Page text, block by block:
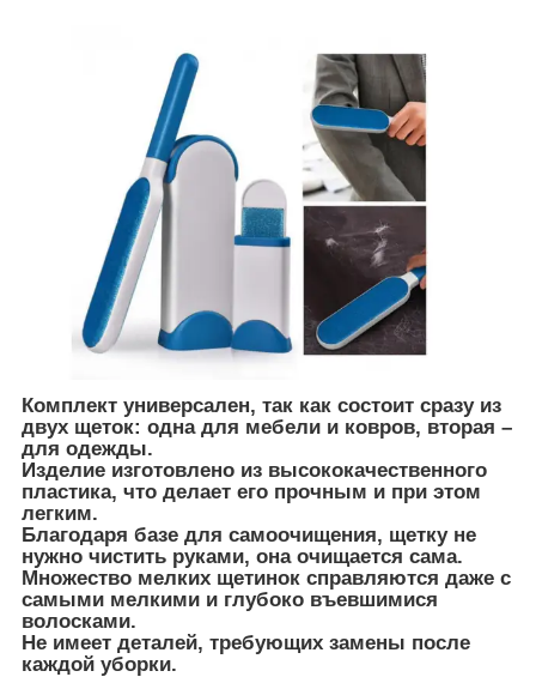
Комплект универсален, так как состоит сразу из
двух щеток: одна для мебели и ковров, вторая –
для одежды.
Изделие изготовлено из высококачественного
пластика, что делает его прочным и при этом
легким.
Благодаря базе для самоочищения, щетку не
нужно чистить руками, она очищается сама.
Множество мелких щетинок справляются даже с
самыми мелкими и глубоко въевшимися
волосками.
Не имеет деталей, требующих замены после
каждой уборки.